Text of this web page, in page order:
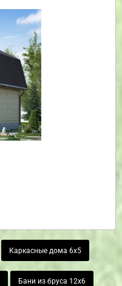
Каркасные дома 6х5
Бани из бруса 12х6